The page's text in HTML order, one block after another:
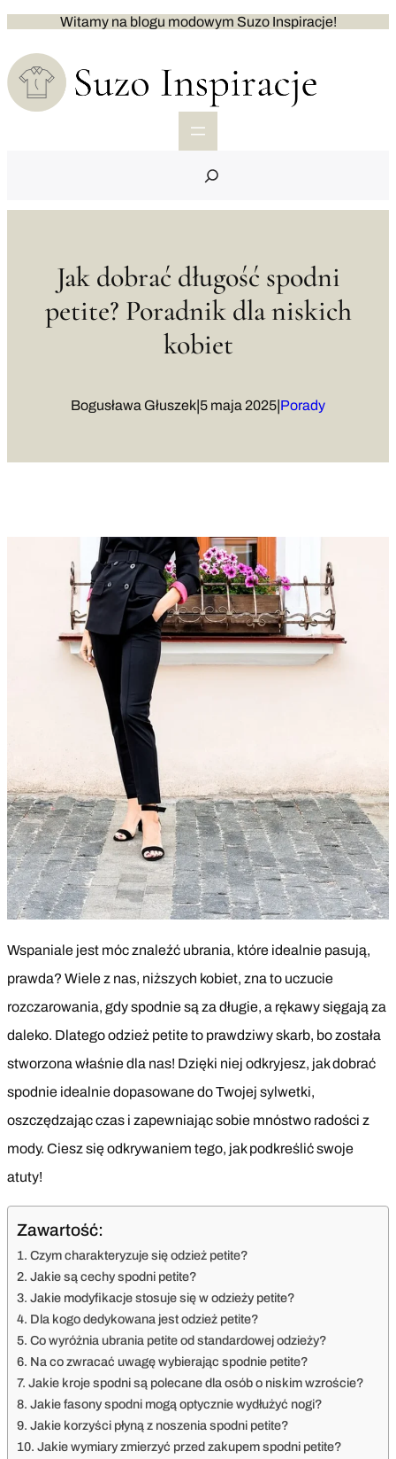
treści
Witamy na blogu modowym Suzo Inspiracje!
Jak dobrać długość spodni
petite? Poradnik dla niskich
kobiet
Bogusława Głuszek|5 maja 2025|Porady
Wspaniale jest móc znaleźć ubrania, które idealnie pasują,
prawda? Wiele z nas, niższych kobiet, zna to uczucie
rozczarowania, gdy spodnie są za długie, a rękawy sięgają za
daleko. Dlatego odzież petite to prawdziwy skarb, bo została
stworzona właśnie dla nas! Dzięki niej odkryjesz, jak dobrać
spodnie idealnie dopasowane do Twojej sylwetki,
oszczędzając czas i zapewniając sobie mnóstwo radości z
mody. Ciesz się odkrywaniem tego, jak podkreślić swoje
atuty!
Zawartość:
Czym charakteryzuje się odzież petite?
Jakie są cechy spodni petite?
Jakie modyfikacje stosuje się w odzieży petite?
Dla kogo dedykowana jest odzież petite?
Co wyróżnia ubrania petite od standardowej odzieży?
Na co zwracać uwagę wybierając spodnie petite?
Jakie kroje spodni są polecane dla osób o niskim wzroście?
Jakie fasony spodni mogą optycznie wydłużyć nogi?
Jakie korzyści płyną z noszenia spodni petite?
Jakie wymiary zmierzyć przed zakupem spodni petite?